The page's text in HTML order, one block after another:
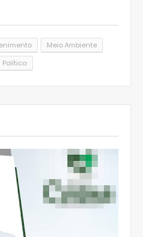
Meio Ambiente
Política